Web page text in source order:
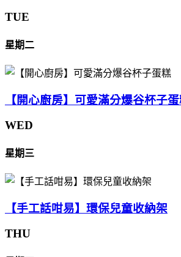
TUE
星期二
【開心廚房】可愛滿分爆谷杯子
WED
星期三
【手工話咁易】環保兒童收納架
THU